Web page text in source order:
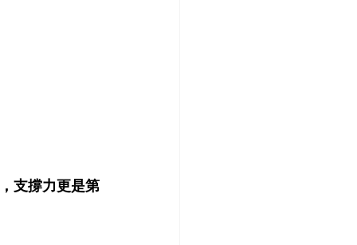
支撐力更是第